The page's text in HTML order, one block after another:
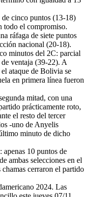
cinco puntos (13-18)
todo el compromiso.
ráfaga de siete puntos
nacional (20-18).
minutos del 2C: parcial
ventaja (39-22). A
el ataque de Bolivia se
en primera línea fueron
mitad, con una
prácticamente roto,
el resto del tercer
-uno de Anyelis
minuto de dicho
10 puntos de
ambas selecciones en el
cerraron el partido
2024. Las